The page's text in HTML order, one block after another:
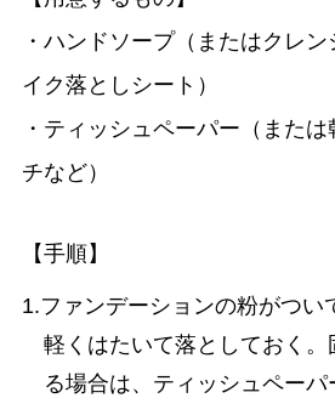
・ハンドソープ（またはクレ
イク落としシート）
・ティッシュペーパー（また
チなど）
【手順】
1.ファンデーションの粉がつい
軽くはたいて落としておく。
る場合は、ティッシュペー